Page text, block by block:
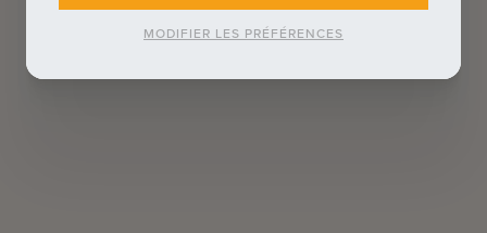
MODIFIER LES PRÉFÉRENCES